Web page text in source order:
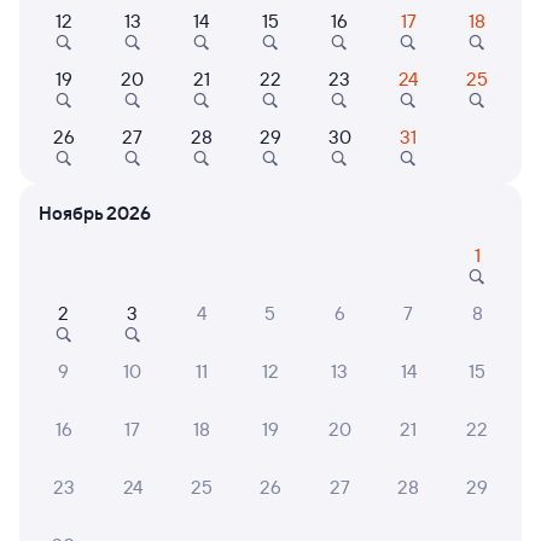
Выберите дату
522Е Проходящий 7,3
Советский
18:32 00:32
6 ч в пути
Маршрут
Плацкарт
от 1 ⁠991 ⁠₽ 2 ⁠436 ⁠₽ 6 ⁠890 ⁠₽
Выберите дату
12 13 14 15 16 17 18
19 20 21 22 23 24 25
26 27 28 29 30 31
Ноябрь 2026
1
2 3 4 5 6 7 8
9 10 11 12 13 14 15
16 17 18 19 20 21 22
23 24 25 26 27 28 29